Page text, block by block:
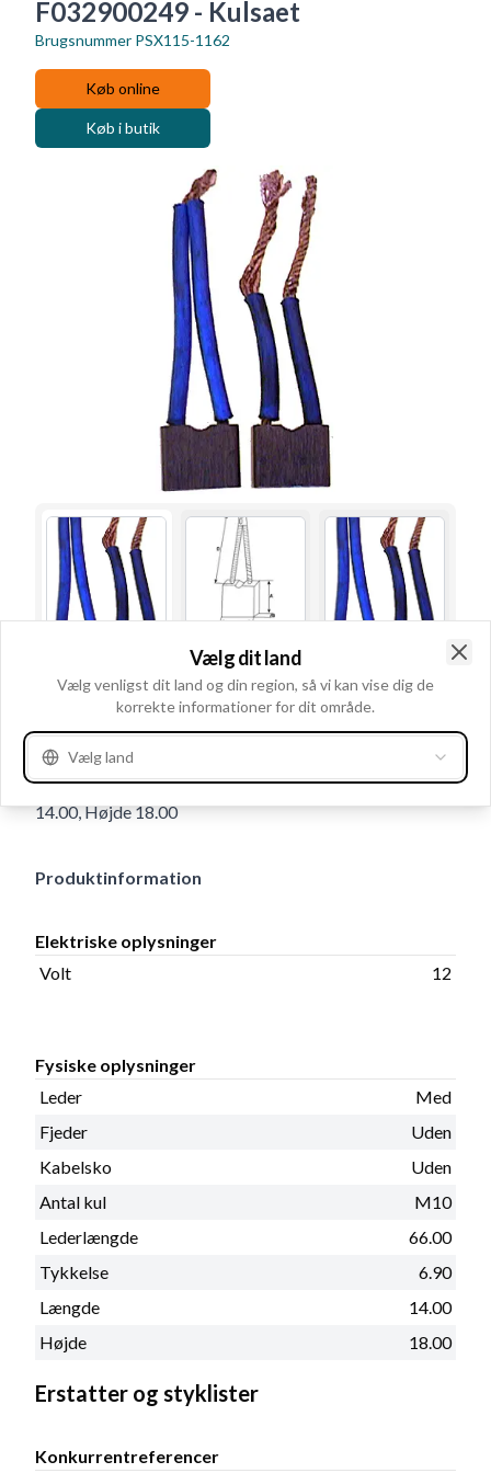
F032900249 - Kulsaet
Brugsnummer PSX115-1162
Køb online
Køb i butik
PSX115-1162
Detaljer & beskrivelse
Volt 12, Leder Med, Fjeder Uden, Kabelsko Uden, Antal
kul M10, Lederlængde 66.00, Tykkelse 6.90, Længde
14.00, Højde 18.00
Produktinformation
Elektriske oplysninger
Volt
12
Fysiske oplysninger
Leder
Med
Fjeder
Uden
Kabelsko
Uden
Antal kul
M10
Lederlængde
66.00
Tykkelse
6.90
Længde
14.00
Højde
18.00
Erstatter og styklister
Konkurrentreferencer
Vælg dit land
Vælg venligst dit land og din region, så vi kan vise dig de
korrekte informationer for dit område.
Vælg land